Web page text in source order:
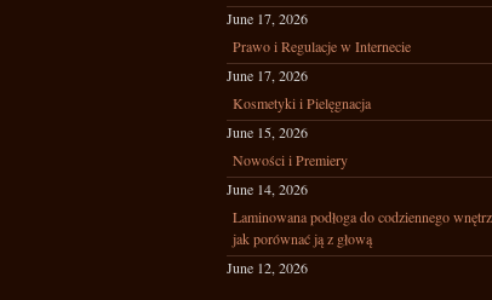
June 17, 2026
Prawo i Regulacje w Internecie
June 17, 2026
Kosmetyki i Pielęgnacja
June 15, 2026
Nowości i Premiery
June 14, 2026
Laminowana podłoga do codziennego
jak porównać ją z głową
June 12, 2026